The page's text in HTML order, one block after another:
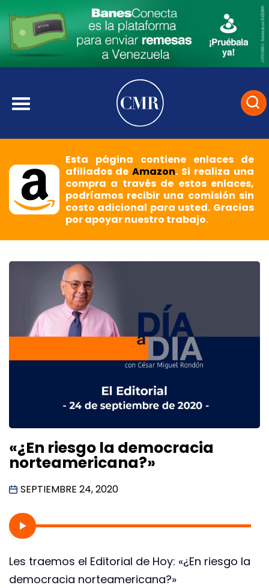
Esta página contiene enlaces de
afiliados deAmazon. Si realiza una
compra a través de estos enlaces,
podríamos recibir una comisión sin
costo adicional para usted. Gracias
por apoyar nuestro trabajo.
«¿En riesgo la democracia
norteamericana?»
SEPTIEMBRE 24, 2020
Les traemos el Editorial de Hoy: «¿En riesgo la
democracia norteamericana?»